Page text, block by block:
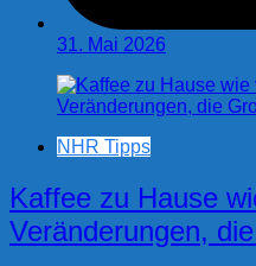
31. Mai 2026
NHR Tipps
Kaffee zu Hause
Veränderungen,